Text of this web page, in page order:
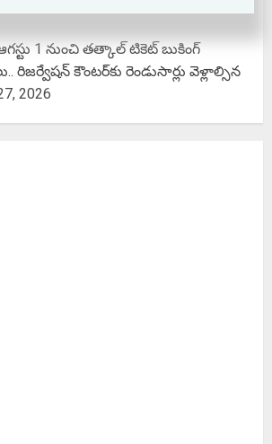
July 28, 2026
1 నుంచి తత్కాల్‌ టికెట్‌ బుకింగ్‌
కౌంటర్‌కు రెండుసార్లు వెళ్లాల్సిన
2026